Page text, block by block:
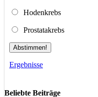
Hodenkrebs
Prostatakrebs
Abstimmen!
Ergebnisse
Beliebte Beiträge